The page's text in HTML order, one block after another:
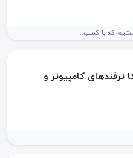
که با کسب...
ترفندهای کامپیوتر و